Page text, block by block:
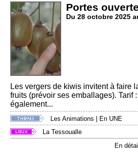
Portes
Du 28 octobre 2025
Les vergers de kiwis invitent à faire
fruits (prévoir ses emballages). Tarif
également...
Les Animations | En UNE
La Tessoualle
En